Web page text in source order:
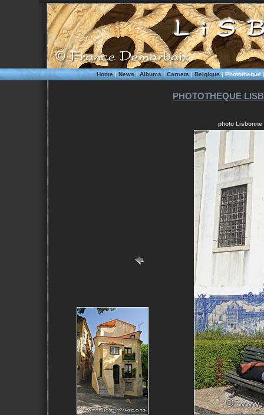
Home|News|Albums|Carnets|Belgique|Phototheque
PHOTOTHEQUE
photo Lisbonne